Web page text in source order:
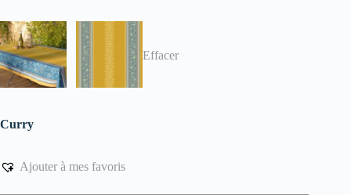
Effacer
Curry
Ajouter à mes favoris